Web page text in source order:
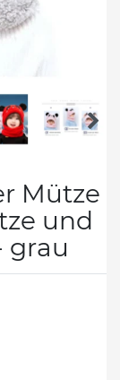
Mütze
und
grau